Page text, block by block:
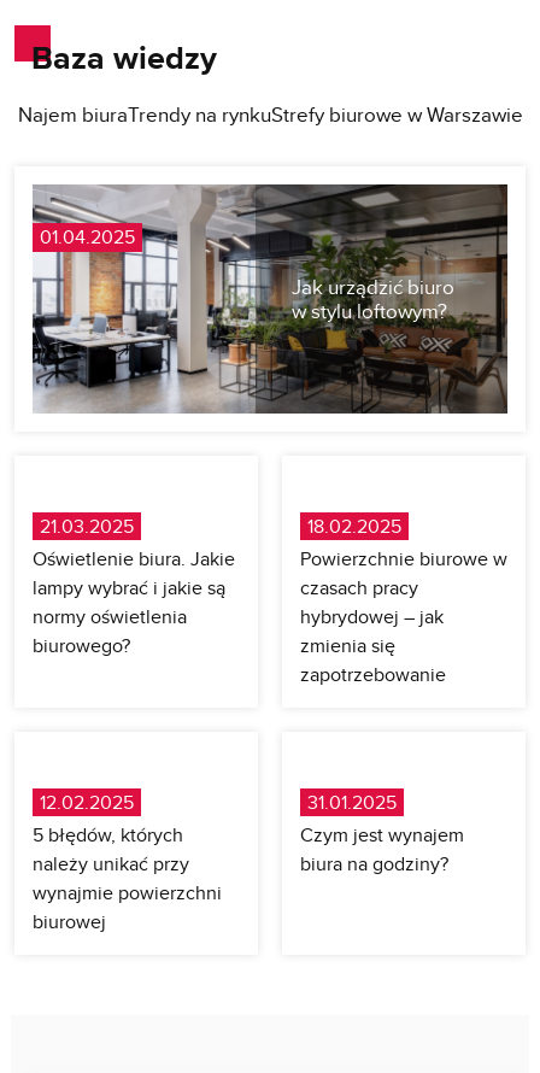
Baza wiedzy
Najem biuraTrendy na rynkuStrefy biurowe w Warszawie
01.04.2025
Jak urządzić biuro
w stylu loftowym?
21.03.2025
Oświetlenie biura. Jakie
lampy wybrać i jakie są
normy oświetlenia
biurowego?
18.02.2025
Powierzchnie biurowe w
czasach pracy
hybrydowej – jak
zmienia się
zapotrzebowanie
12.02.2025
5 błędów, których
należy unikać przy
wynajmie powierzchni
biurowej
31.01.2025
Czym jest wynajem
biura na godziny?